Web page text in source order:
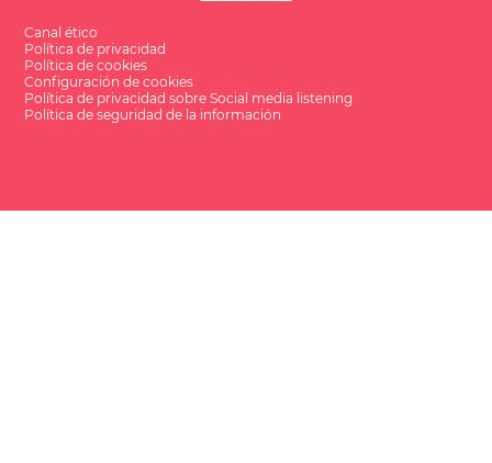
Canal ético
Política de privacidad
Política de cookies
Configuración de cookies
Política de privacidad sobre Social media listening
Política de seguridad de la información